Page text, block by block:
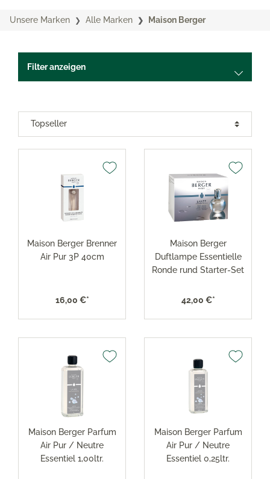
Unsere Marken Alle Marken Maison Berger
Filter anzeigen
Maison Berger Brenner
Air Pur 3P 40cm
16,00 €*
Maison Berger
Duftlampe Essentielle
Ronde rund Starter-Set
42,00 €*
Maison Berger Parfum
Air Pur / Neutre
Essentiel 1,00ltr.
Maison Berger Parfum
Air Pur / Neutre
Essentiel 0,25ltr.